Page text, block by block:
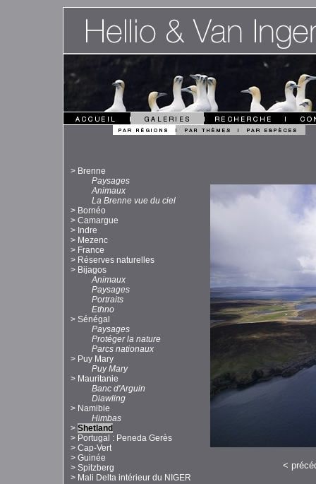
> Brenne
Paysages
Animaux
La Brenne vue du ciel
> Bornéo
> Camargue
> Indre
> Mezenc
> France
> Réserves naturelles
> Bijagos
Animaux
Paysages
Portraits
Ethno
> Sénégal
Paysages
Protéger la nature
Parcs nationaux
> Puy Mary
Puy Mary
> Mauritanie
Banc d'Arguin
Diawling
> Namibie
Himbas
> Shetland
> Portugal : Peneda Gerès
> Cap-Vert
> Guinée
> Spitzberg
> Mali Delta intérieur du NIGER
<